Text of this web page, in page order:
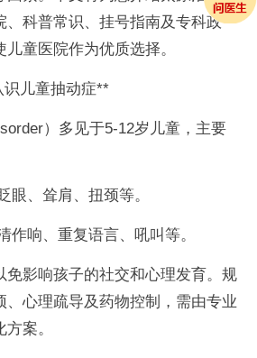
、科普常识、挂号指南及专科政
童医院作为优质选择。
儿童抽动症**
）多见于5-12岁儿童，主要
眼、耸肩、扭颈等。
作响、重复语言、吼叫等。
免影响孩子的社交和心理发育。规
、心理疏导及药物控制，需由专业
案。